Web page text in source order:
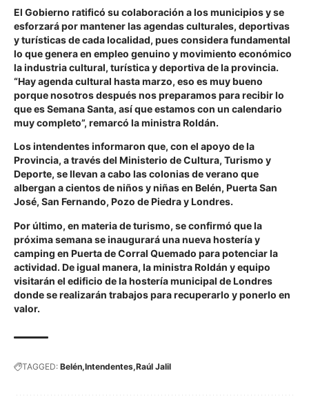
El Gobierno ratificó su colaboración a los municipios y se
esforzará por mantener las agendas culturales, deportivas
y turísticas de cada localidad, pues considera fundamental
lo que genera en empleo genuino y movimiento económico
la industria cultural, turística y deportiva de la provincia.
“Hay agenda cultural hasta marzo, eso es muy bueno
porque nosotros después nos preparamos para recibir lo
que es Semana Santa, así que estamos con un calendario
muy completo”, remarcó la ministra Roldán.
Los intendentes informaron que, con el apoyo de la
Provincia, a través del Ministerio de Cultura, Turismo y
Deporte, se llevan a cabo las colonias de verano que
albergan a cientos de niños y niñas en Belén, Puerta San
José, San Fernando, Pozo de Piedra y Londres.
Por último, en materia de turismo, se confirmó que la
próxima semana se inaugurará una nueva hostería y
camping en Puerta de Corral Quemado para potenciar la
actividad. De igual manera, la ministra Roldán y equipo
visitarán el edificio de la hostería municipal de Londres
donde se realizarán trabajos para recuperarlo y ponerlo en
valor.
TAGGED: Belén Intendentes Raúl Jalil